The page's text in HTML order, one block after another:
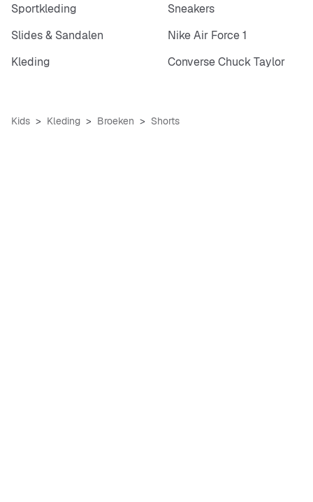
Sportkleding
Sneakers
Slides & Sandalen
Nike Air Force 1
Kleding
Converse Chuck Taylor
Kids Kleding Broeken Shorts